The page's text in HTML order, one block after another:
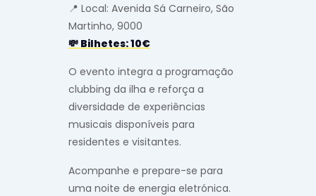
📍 Local: Avenida Sá Carneiro, São
Martinho, 9000
💸 Bilhetes: 10€
O evento integra a programação
clubbing da ilha e reforça a
diversidade de experiências
musicais disponíveis para
residentes e visitantes.
Acompanhe e prepare-se para
uma noite de energia eletrónica.